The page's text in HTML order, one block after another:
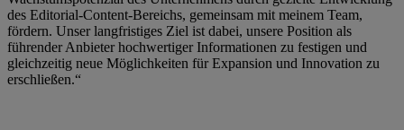
des Editorial-Content-Bereichs, gemeinsam mit meinem Team,
fördern. Unser langfristiges Ziel ist dabei, unsere Position als
führender Anbieter hochwertiger Informationen zu festigen und
gleichzeitig neue Möglichkeiten für Expansion und Innovation zu
erschließen.“